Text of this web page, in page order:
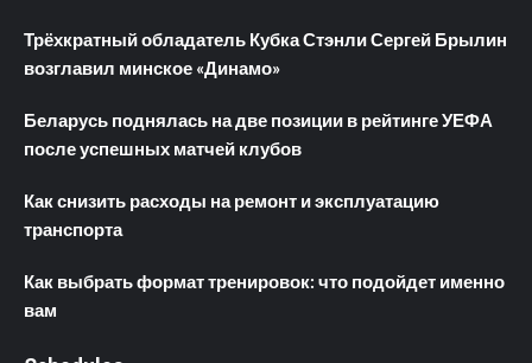
Трёхкратный обладатель Кубка Стэнли Сергей Брылин
возглавил минское «Динамо»
Беларусь поднялась на две позиции в рейтинге УЕФА
после успешных матчей клубов
Как снизить расходы на ремонт и эксплуатацию
транспорта
Как выбрать формат тренировок: что подойдет именно
вам